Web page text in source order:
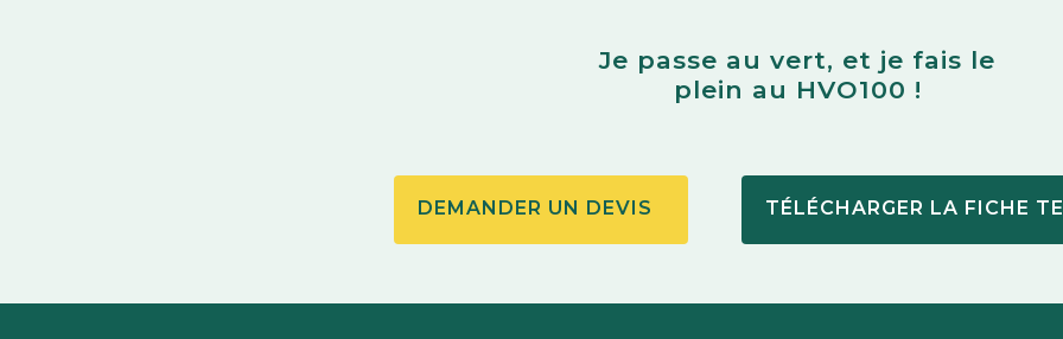
Je passe au vert, et je fais le
plein au HVO100 !
DEMANDER UN DEVIS TÉLÉCHARGER LA FICHE